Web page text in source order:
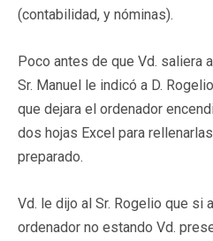
(contabilidad, y nóminas).
Poco antes de que Vd. saliera
Sr. Manuel le indicó a D.
que dejara el ordenador
dos hojas Excel para
preparado.
Vd. le dijo al Sr. Rogelio que si
ordenador no estando Vd.